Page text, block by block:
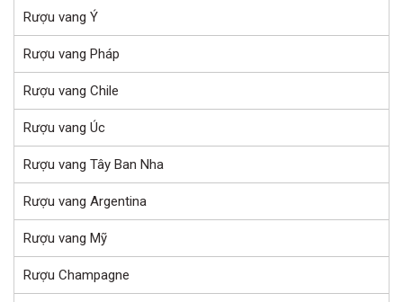
Rượu vang Ý
Rượu vang Pháp
Rượu vang Chile
Rượu vang Úc
Rượu vang Tây Ban Nha
Rượu vang Argentina
Rượu vang Mỹ
Rượu Champagne